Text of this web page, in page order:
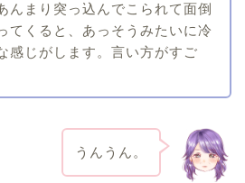
んまり突っ込んでこられて面倒
てくると、あっそうみたいに冷
感じがします。言い方がすご
うんうん。